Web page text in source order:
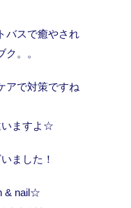
バスで癒やされ
。。
アで対策ですね
いますよ☆
ました！
& nail☆